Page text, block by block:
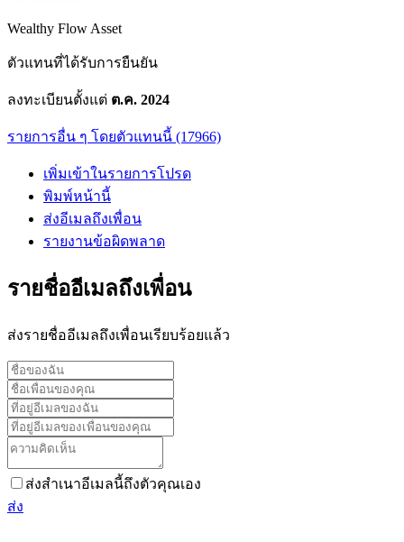
Wealthy Flow Asset
ตัวแทนที่ได้รับการยืนยัน
ลงทะเบียนตั้งแต่ ต.ค. 2024
รายการอื่น ๆ โดยตัวแทนนี้ (17966)
เพิ่มเข้าในรายการโปรด
พิมพ์หน้านี้
ส่งอีเมลถึงเพื่อน
รายงานข้อผิดพลาด
รายชื่ออีเมลถึงเพื่อน
ส่งรายชื่ออีเมลถึงเพื่อนเรียบร้อยแล้ว
ส่งสำเนาอีเมลนี้ถึงตัวคุณเอง
ส่ง